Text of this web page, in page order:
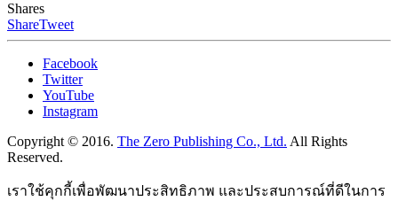
Shares
ShareTweet
Facebook
Twitter
YouTube
Instagram
Copyright © 2016. The Zero Publishing Co., Ltd. All Rights
Reserved.
เราใช้คุกกี้เพื่อพัฒนาประสิทธิภาพ และประสบการณ์ที่ดีในการ